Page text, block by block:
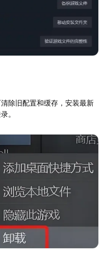
除旧配置和缓存，安装最新
。